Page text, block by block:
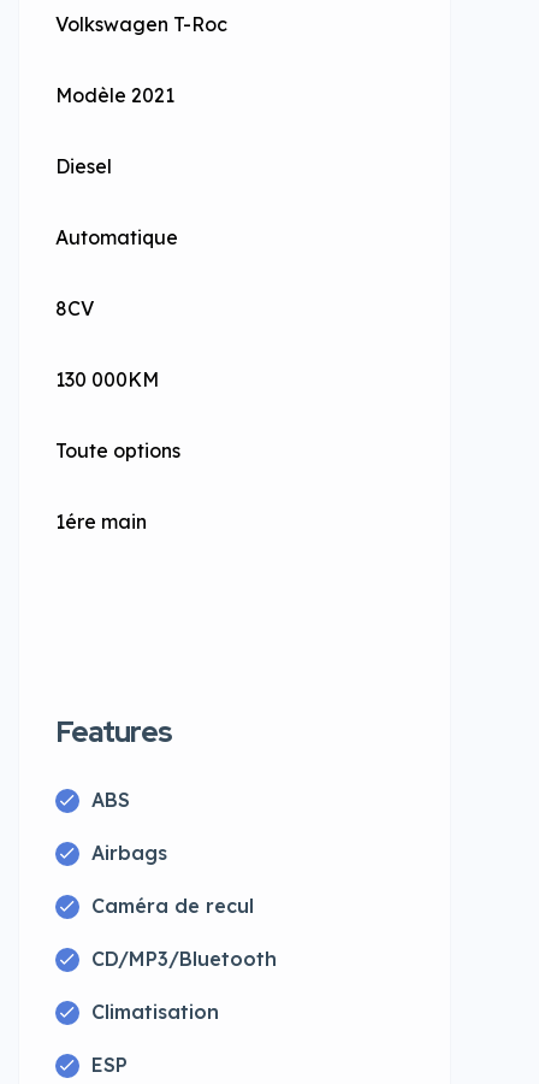
Volkswagen T-Roc
Modèle 2021
Diesel
Automatique
8CV
130 000KM
Toute options
1ére main
Features
ABS
Airbags
Caméra de recul
CD/MP3/Bluetooth
Climatisation
ESP